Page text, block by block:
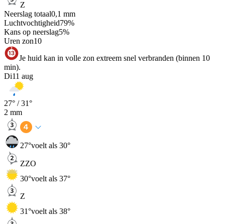
Z
Neerslag totaal0,1 mm
Luchtvochtigheid79%
Kans op neerslag5%
Uren zon10
Je huid kan in volle zon extreem snel verbranden (binnen 10
min).
Di11 aug
27° /31°
2 mm
27°voelt als 30°
ZZO
30°voelt als 37°
Z
31°voelt als 38°